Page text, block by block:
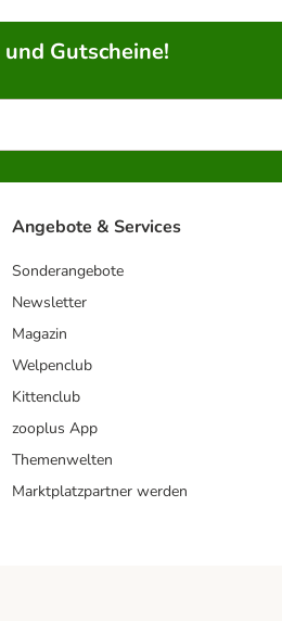
Gutscheine!
Angebote & Services
Sonderangebote
Newsletter
Magazin
Welpenclub
Kittenclub
zooplus App
Themenwelten
Marktplatzpartner werden